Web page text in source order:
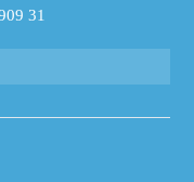
31